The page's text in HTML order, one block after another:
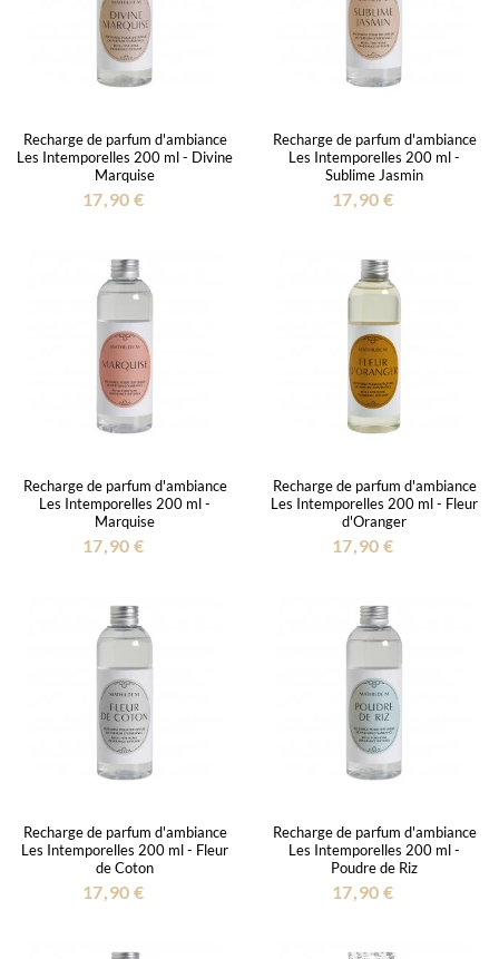
Recharge de parfum d'ambiance
Les Intemporelles 200 ml - Divine
Marquise
17,90 €
Recharge de parfum d'ambiance
Les Intemporelles 200 ml -
Sublime Jasmin
17,90 €
Recharge de parfum d'ambiance
Les Intemporelles 200 ml -
Marquise
17,90 €
Recharge de parfum d'ambiance
Les Intemporelles 200 ml - Fleur
d'Oranger
17,90 €
Recharge de parfum d'ambiance
Les Intemporelles 200 ml - Fleur
de Coton
17,90 €
Recharge de parfum d'ambiance
Les Intemporelles 200 ml -
Poudre de Riz
17,90 €